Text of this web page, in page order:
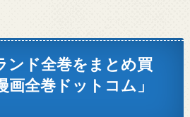
ンド全巻をまとめ買
画全巻ドットコム」